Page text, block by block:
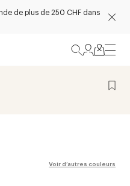
de plus de 250 CHF dans
Voir d’autres couleurs